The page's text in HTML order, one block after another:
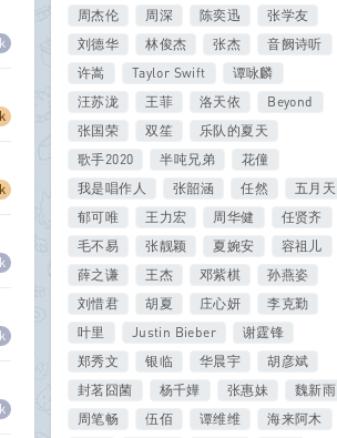
周杰伦 周深 陈奕迅
张学友
刘德华
林俊杰 张杰
音阙诗听
许嵩
Taylor Swift
谭咏麟
汪苏泷
王菲 洛天依
Beyond
张国荣
双笙
乐队的夏天
歌手2020
半吨兄弟
花僮
我是唱作人
张韶涵 任然
五月天
郁可唯
王力宏 周华健
任贤齐
毛不易
张靓颖 夏婉安
容祖儿
薛之谦
王杰 邓紫棋
孙燕姿
刘惜君
胡夏 庄心妍
李克勤
叶里
Justin Bieber
谢霆锋
郑秀文
银临 华晨宇
胡彦斌
封茗囧菌
杨千嬅 张惠妹
魏新雨
周笔畅
伍佰 谭维维
海来阿木